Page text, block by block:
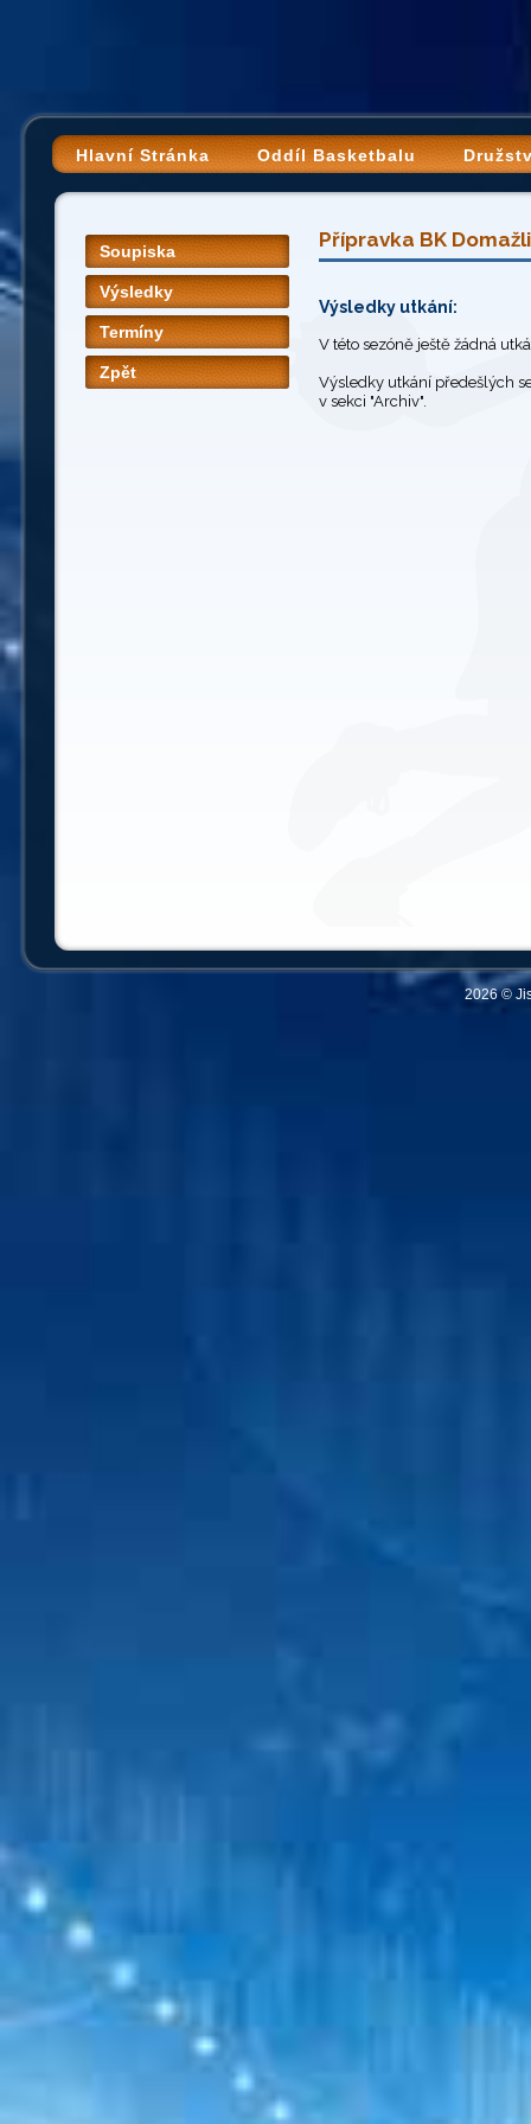
Hlavní Stránka Oddíl Basketbalu
Soupiska
Výsledky
Termíny
Zpět
Přípravka BK
Výsledky utkání:
V této sezóně ještě žádná
Výsledky utkání předešlých
v sekci "Archiv".
2026 ©